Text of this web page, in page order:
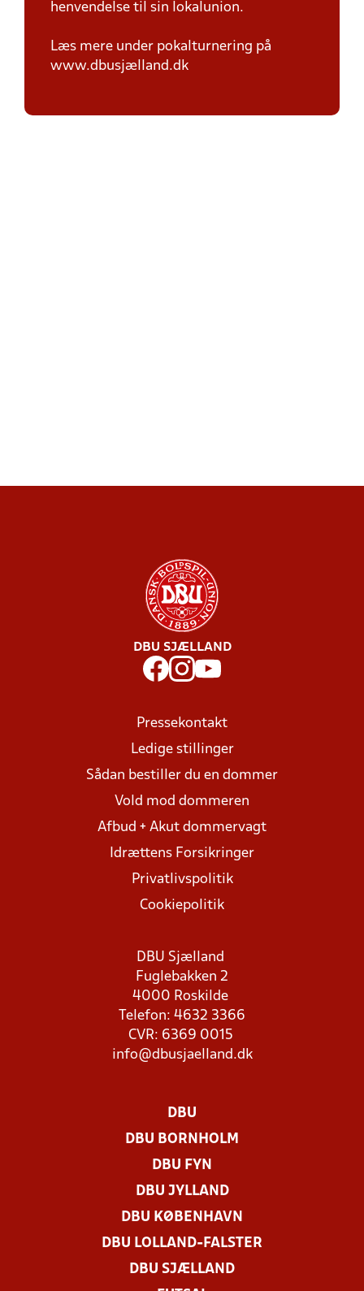
henvendelse til sin lokalunion.
Læs mere under pokalturnering på
www.dbusjælland.dk
DBU SJÆLLAND
Pressekontakt
Ledige stillinger
Sådan bestiller du en dommer
Vold mod dommeren
Afbud + Akut dommervagt
Idrættens Forsikringer
Privatlivspolitik
Cookiepolitik
DBU Sjælland
Fuglebakken 2
4000 Roskilde
Telefon: 4632 3366
CVR: 6369 0015
info@dbusjaelland.dk
DBU
DBU BORNHOLM
DBU FYN
DBU JYLLAND
DBU KØBENHAVN
DBU LOLLAND-FALSTER
DBU SJÆLLAND